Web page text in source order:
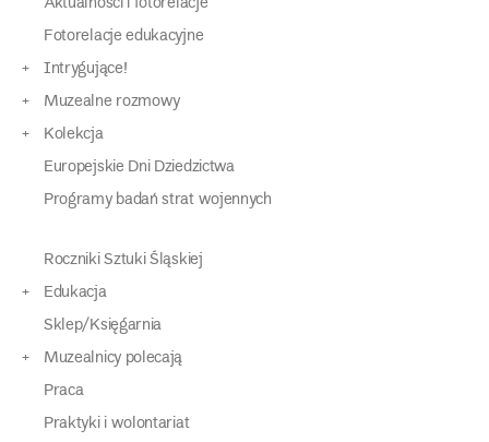
Fotorelacje edukacyjne
Intrygujące!
Muzealne rozmowy
Kolekcja
Europejskie Dni Dziedzictwa
Programy badań strat wojennych
Roczniki Sztuki Śląskiej
Edukacja
Sklep/Księgarnia
Muzealnicy polecają
Praca
Praktyki i wolontariat